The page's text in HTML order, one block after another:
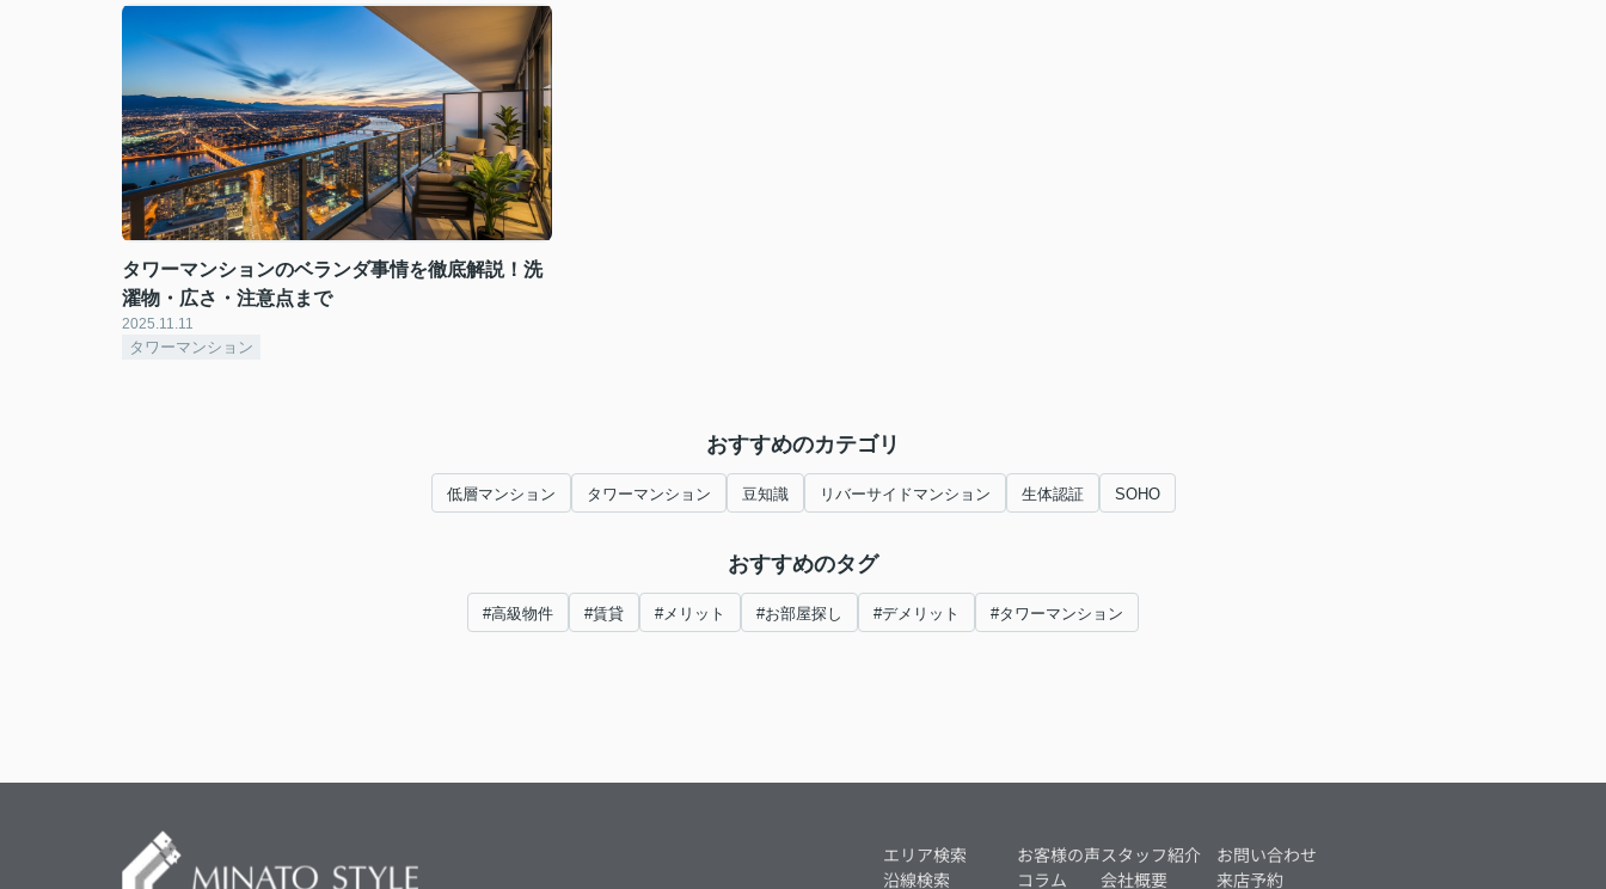
タワーマンションのベランダ事情を徹底解説！洗
濯物・広さ・注意点まで
2025.11.11
タワーマンション
おすすめのカテゴリ
低層マンション タワーマンション 豆知識 リバーサイドマンション 生体認証 SOHO
おすすめのタグ
#高級物件 #賃貸 #メリット #お部屋探し #デメリット #タワーマンション
エリア検索
沿線検索
お客様の声
コラム
スタッフ紹介
会社概要
お問い合わせ
来店予約